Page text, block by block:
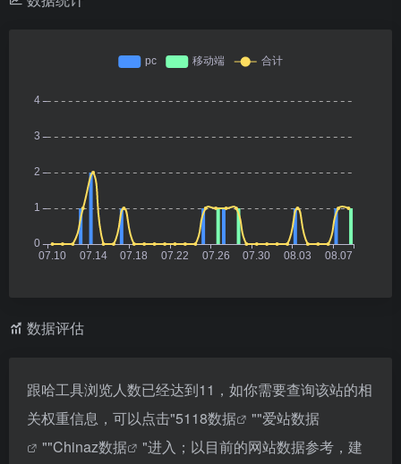
数据评估
跟哈工具浏览人数已经达到11，如你需要查询该站的相
关权重信息，可以点击"5118数据 ""爱站数据
""Chinaz数据
"进入；以目前的网站数据参考，建